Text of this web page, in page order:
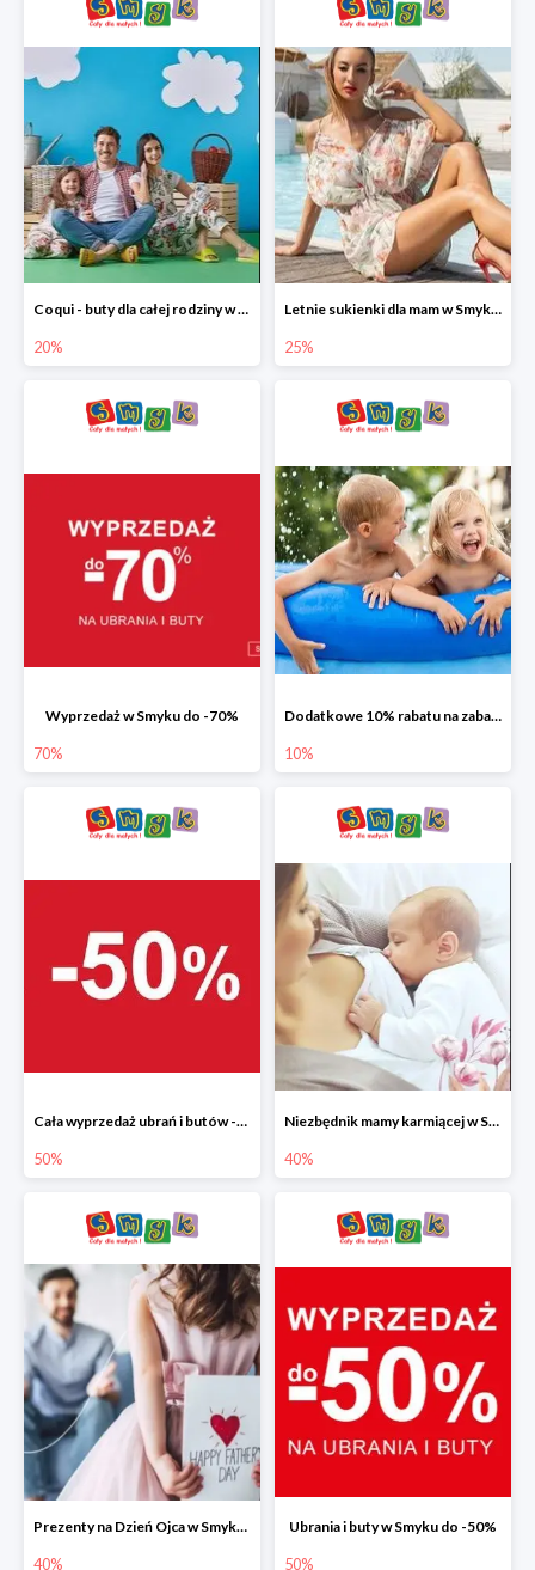
Coqui - buty dla całej rodziny w Smyku do -20%
20%
Letnie sukienki dla mam w Smyku do -25%
25%
Wyprzedaż w Smyku do -70%
70%
Dodatkowe 10% rabatu na zabawki ogrodowe i baseny
10%
Cała wyprzedaż ubrań i butów -50%
50%
Niezbędnik mamy karmiącej w Smyku do -40%
40%
Prezenty na Dzień Ojca w Smyku do -40%
40%
Ubrania i buty w Smyku do -50%
50%